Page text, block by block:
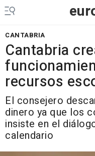
CANTABRIA
Cantabria
recursos
El consejero
dinero ya que los
insiste en el
calendario